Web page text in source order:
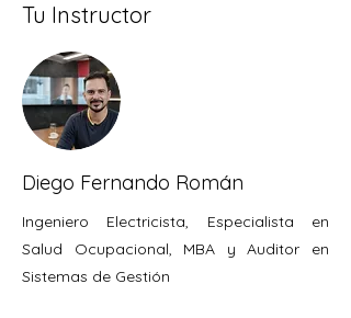
Tu Instructor
Diego Fernando Román
Ingeniero Electricista, Especialista en
Salud Ocupacional, MBA y Auditor en
Sistemas de Gestión